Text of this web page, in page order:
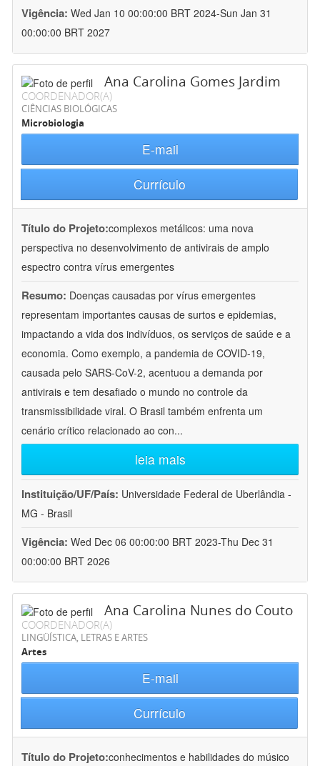
Vigência: Wed Jan 10 00:00:00 BRT 2024-Sun Jan 31
00:00:00 BRT 2027
Ana Carolina Gomes Jardim
COORDENADOR(A)
CIÊNCIAS BIOLÓGICAS
Microbiologia
E-mail
Currículo
Título do Projeto:complexos metálicos: uma nova
perspectiva no desenvolvimento de antivirais de amplo
espectro contra vírus emergentes
Resumo: Doenças causadas por vírus emergentes
representam importantes causas de surtos e epidemias,
impactando a vida dos indivíduos, os serviços de saúde e a
economia. Como exemplo, a pandemia de COVID-19,
causada pelo SARS-CoV-2, acentuou a demanda por
antivirais e tem desafiado o mundo no controle da
transmissibilidade viral. O Brasil também enfrenta um
cenário crítico relacionado ao con...
leia mais
Instituição/UF/País: Universidade Federal de Uberlândia -
MG - Brasil
Vigência: Wed Dec 06 00:00:00 BRT 2023-Thu Dec 31
00:00:00 BRT 2026
Ana Carolina Nunes do Couto
COORDENADOR(A)
LINGÜÍSTICA, LETRAS E ARTES
Artes
E-mail
Currículo
Título do Projeto:conhecimentos e habilidades do músico